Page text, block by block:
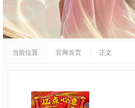
当前位置 官网首页 正文